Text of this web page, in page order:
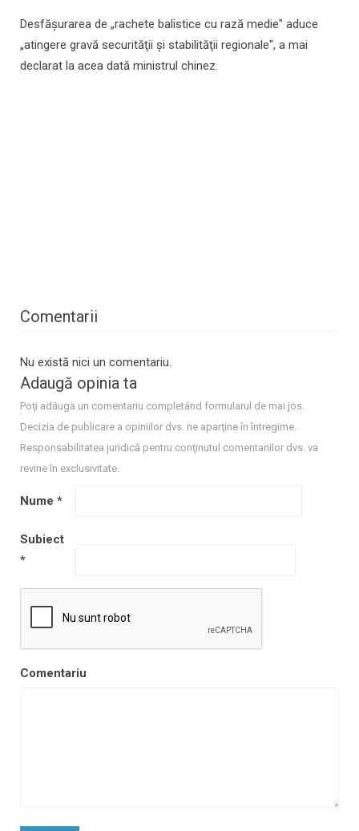
Desfăşurarea de „rachete balistice cu rază medie" aduce
„atingere gravă securităţii şi stabilităţii regionale", a mai
declarat la acea dată ministrul chinez.
Comentarii
Nu există nici un comentariu.
Adaugă opinia ta
Poţi adăuga un comentariu completând formularul de mai jos.
Decizia de publicare a opiniilor dvs. ne aparţine în întregime.
Responsabilitatea juridică pentru conţinutul comentariilor dvs. va
revine în exclusivitate.
Nume *
Subiect
*
Comentariu